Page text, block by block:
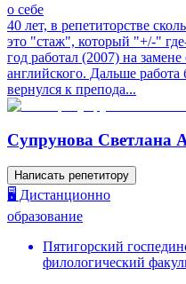
о себе
40 лет, в репетиторстве
это "стаж", который "+/-"
год работал (2007) на
английского. Дальше
вернулся к препода...
Супрунова Светлана
Написать репетитору
🖥️ Дистанционно
образование
Пятигорский
филологический